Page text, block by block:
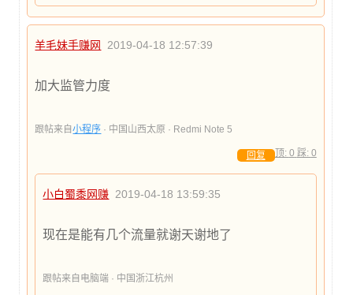
羊毛妹手赚网 2019-04-18 12:57:39
加大监管力度
跟帖来自小程序 · 中国山西太原 · Redmi Note 5
顶: 0 踩: 0
回复
小白蜀黍网赚 2019-04-18 13:59:35
现在是能有几个流量就谢天谢地了
跟帖来自电脑端 · 中国浙江杭州